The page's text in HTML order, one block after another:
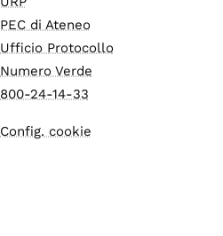
PEC di Ateneo
Ufficio Protocollo
Numero Verde
800-24-14-33
Config. cookie